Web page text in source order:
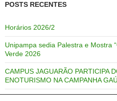
POSTS RECENTES
Horários 2026/2
Unipampa sedia Palestra e Mostra
Verde 2026
CAMPUS JAGUARÃO PARTICIPA
ENOTURISMO NA CAMPANHA